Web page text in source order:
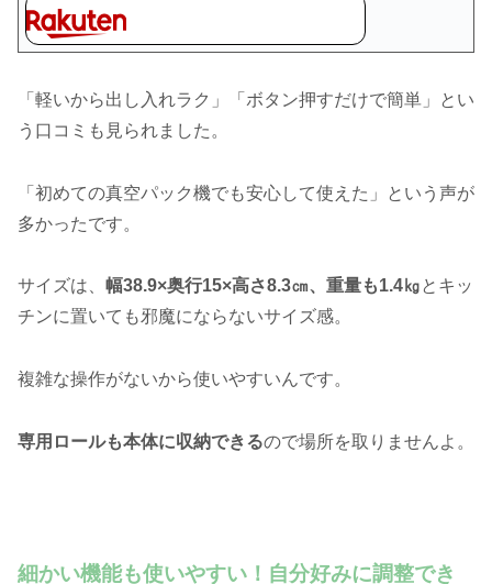
「軽いから出し入れラク」「ボタン押すだけで簡単」とい
う口コミも見られました。
「初めての真空パック機でも安心して使えた」という声が
多かったです。
サイズは、 幅38.9×奥行15×高さ8.3㎝、重量も1.4㎏とキッ
チンに置いても邪魔にならないサイズ感。
複雑な操作がないから使いやすいんです。
専用ロールも本体に収納できるので場所を取りませんよ。
細かい機能も使いやすい！自分好みに調整でき